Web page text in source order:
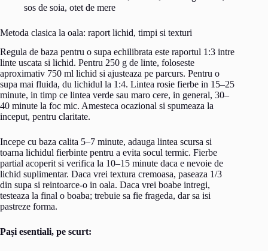
sos de soia, otet de mere
Metoda clasica la oala: raport lichid, timpi si texturi
Regula de baza pentru o supa echilibrata este raportul 1:3 intre
linte uscata si lichid. Pentru 250 g de linte, foloseste
aproximativ 750 ml lichid si ajusteaza pe parcurs. Pentru o
supa mai fluida, du lichidul la 1:4. Lintea rosie fierbe in 15–25
minute, in timp ce lintea verde sau maro cere, in general, 30–
40 minute la foc mic. Amesteca ocazional si spumeaza la
inceput, pentru claritate.
Incepe cu baza calita 5–7 minute, adauga lintea scursa si
toarna lichidul fierbinte pentru a evita socul termic. Fierbe
partial acoperit si verifica la 10–15 minute daca e nevoie de
lichid suplimentar. Daca vrei textura cremoasa, paseaza 1/3
din supa si reintoarce-o in oala. Daca vrei boabe intregi,
testeaza la final o boaba; trebuie sa fie frageda, dar sa isi
pastreze forma.
Pași esentiali, pe scurt: